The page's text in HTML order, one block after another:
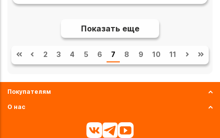
Показать еще
2 3 4 5 6 7 8 9 10 11
Покупателям
О нас